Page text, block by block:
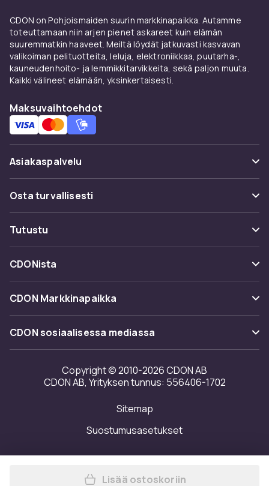
CDON on Pohjoismaiden suurin markkinapaikka. Autamme
toteuttamaan niin arjen pienet askareet kuin elämän
suuremmatkin haaveet. Meiltä löydät jatkuvasti kasvavan
valikoiman pelituotteita, leluja, elektroniikkaa, puutarha-,
kauneudenhoito- ja lemmikkitarvikkeita, sekä paljon muuta.
Kaikki välineet elämään, yksinkertaisesti.
Maksuvaihtoehdot
Asiakaspalvelu
Usein kysyttyä (UKK)
Seuraa pakettia
Ota yhteyttä
Osta turvallisesti
Maksuvaihtoehdot
Toimitus
Takaisinvedot
Tutustu
Kategoriat
Tuotemerkit
CDONista
Tietoa meistä
Asiakasarvionnit
Investor relations
Saavutettavuusseloste
CDON Markkinapaikka
Merchant Help Center
CDON sosiaalisessa mediassa
Copyright © 2010-2026 CDON AB
CDON AB, Yrityksen tunnus: 556406-1702
Sitemap
Suostumusasetukset
Lisää ostoskoriin